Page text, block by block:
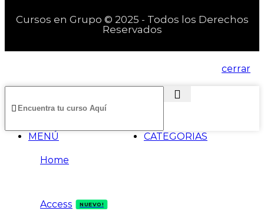
Cursos en Grupo © 2025 - Todos los Derechos
Reservados
cerrar
MENÚ CATEGORIAS
Home
Access NUEVO!